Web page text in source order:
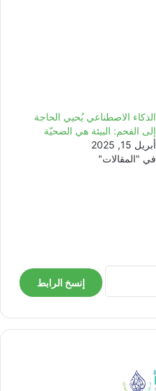
الذكاء الاصطناعي يُحيي الحاجة
إلى الفحم: البيئة هي الضحيّة
أبريل 15, 2025
في "المقالات"
إنسخ الرابط